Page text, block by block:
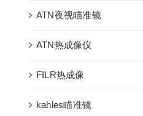
ATN夜视瞄准镜
ATN热成像仪
FILR热成像
kahles瞄准镜